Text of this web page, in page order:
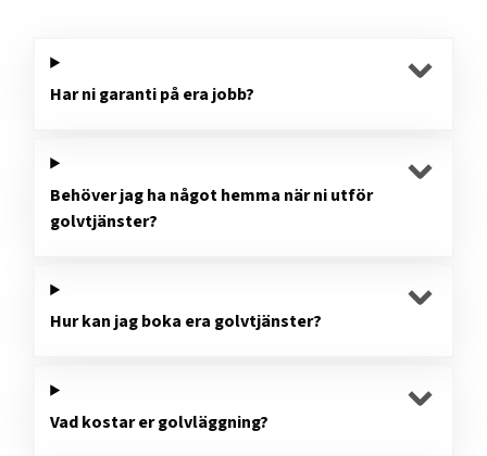
Har ni garanti på era jobb?
Behöver jag ha något hemma när ni utför
golvtjänster?
Hur kan jag boka era golvtjänster?
Vad kostar er golvläggning?